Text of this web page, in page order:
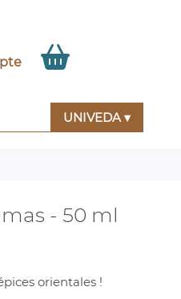
UNIVEDA ▾
- 50 ml
orientales !